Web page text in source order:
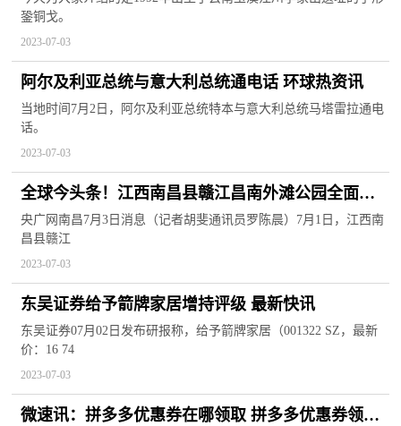
銎铜戈。
2023-07-03
阿尔及利亚总统与意大利总统通电话 环球热资讯
当地时间7月2日，阿尔及利亚总统特本与意大利总统马塔雷拉通电
话。
2023-07-03
全球今头条！江西南昌县赣江昌南外滩公园全面开
放
央广网南昌7月3日消息（记者胡斐通讯员罗陈晨）7月1日，江西南
昌县赣江
2023-07-03
东吴证券给予箭牌家居增持评级 最新快讯
东吴证券07月02日发布研报称，给予箭牌家居（001322 SZ，最新
价：16 74
2023-07-03
微速讯：拼多多优惠券在哪领取 拼多多优惠券领取